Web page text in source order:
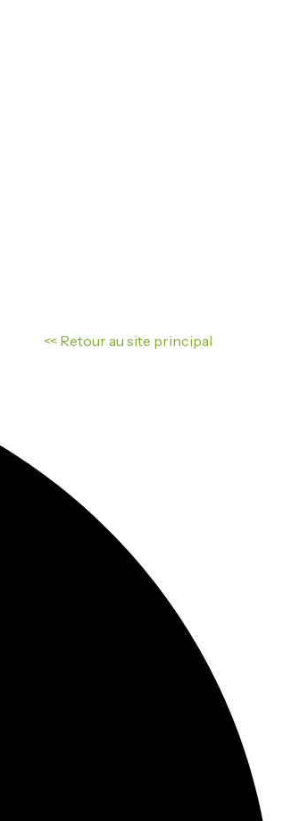
<< Retour au site principal